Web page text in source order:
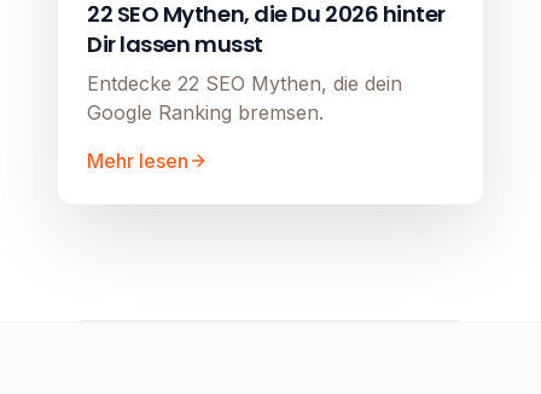
22 SEO Mythen, die Du 2026 hinter
Dir lassen musst
Entdecke 22 SEO Mythen, die dein
Google Ranking bremsen.
Mehr lesen